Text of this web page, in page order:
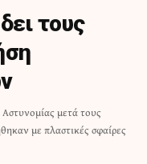
τους
μετά τους
με πλαστικές σφαίρες